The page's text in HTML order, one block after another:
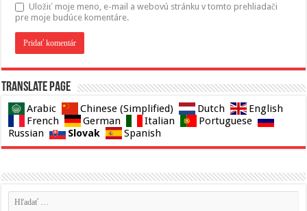
Uložiť moje meno, e-mail a webovú stránku v tomto prehliadači
pre moje budúce komentáre.
Translate page
Arabic Chinese (Simplified) Dutch
English
French
German Italian
Portuguese
Russian
Slovak Spanish